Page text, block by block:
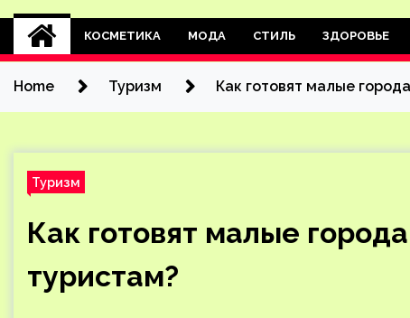
КОСМЕТИКА МОДА СТИЛЬ ЗДОРОВЬЕ
Home Туризм Как готовят малые
Туризм
Как готовят малые
туристам?